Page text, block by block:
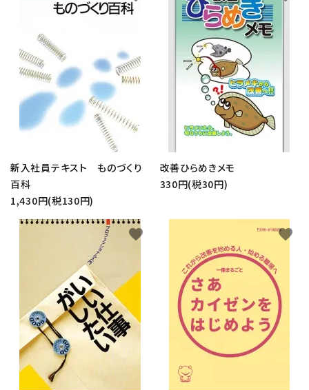
新入社員テキスト ものづくり
百科
1,430円(税130円)
改善ひらめきメモ
330円(税30円)
favorite favorite